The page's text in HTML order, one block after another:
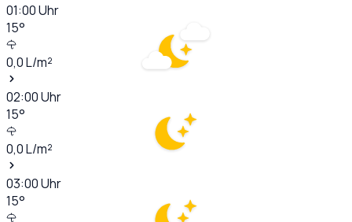
01:00Uhr
15°
0,0L/m²
02:00Uhr
15°
0,0L/m²
03:00Uhr
15°